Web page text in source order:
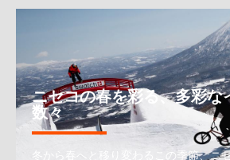
ニセコの春を彩る、多彩な
数々
冬から春へと移り変わるこの季節、ニ